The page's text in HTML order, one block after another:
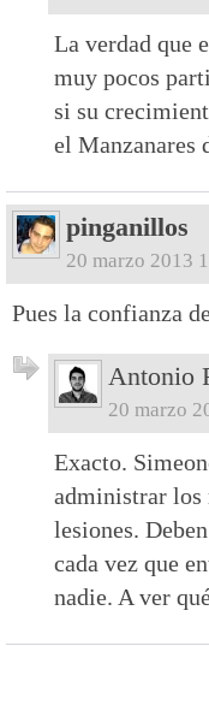
La verdad que
muy pocos
si su
el Manzanares
pinganillos
20 marzo 2013
Pues la confianza
Antonio
20 marzo
Exacto.
administrar los
lesiones.
cada vez que
nadie. A ver